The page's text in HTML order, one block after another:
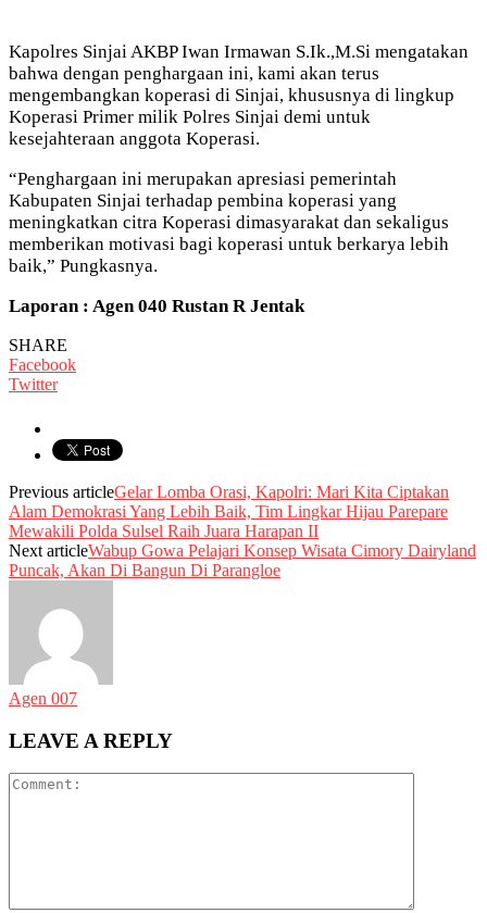
Kapolres Sinjai AKBP Iwan Irmawan S.Ik.,M.Si mengatakan
bahwa dengan penghargaan ini, kami akan terus
mengembangkan koperasi di Sinjai, khususnya di lingkup
Koperasi Primer milik Polres Sinjai demi untuk
kesejahteraan anggota Koperasi.
“Penghargaan ini merupakan apresiasi pemerintah
Kabupaten Sinjai terhadap pembina koperasi yang
meningkatkan citra Koperasi dimasyarakat dan sekaligus
memberikan motivasi bagi koperasi untuk berkarya lebih
baik,” Pungkasnya.
Laporan : Agen 040 Rustan R Jentak
SHARE
Facebook
Twitter
Previous articleGelar Lomba Orasi, Kapolri: Mari Kita Ciptakan
Alam Demokrasi Yang Lebih Baik, Tim Lingkar Hijau Parepare
Mewakili Polda Sulsel Raih Juara Harapan II
Next articleWabup Gowa Pelajari Konsep Wisata Cimory Dairyland
Puncak, Akan Di Bangun Di Parangloe
Agen 007
LEAVE A REPLY